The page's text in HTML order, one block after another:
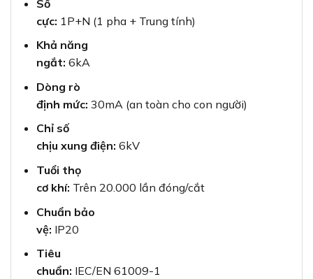
Số
cực: 1P+N (1 pha + Trung tính)
Khả năng
ngắt: 6kA
Dòng rò
định mức: 30mA (an toàn cho con người)
Chỉ số
chịu xung điện: 6kV
Tuổi thọ
cơ khí: Trên 20.000 lần đóng/cắt
Chuẩn bảo
vệ: IP20
Tiêu
chuẩn: IEC/EN 61009-1